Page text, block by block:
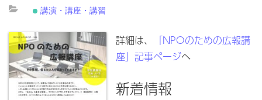
講演・講座・講習
詳細は、
「NPOのための広報講
座」記事ページへ
新着情報